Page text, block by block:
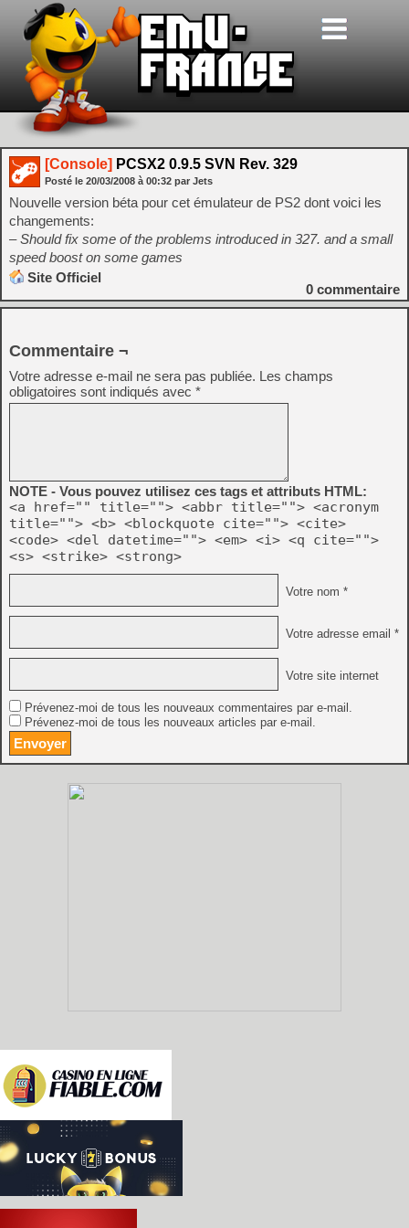
[Console] PCSX2 0.9.5 SVN Rev. 329
Posté le 20/03/2008 à 00:32 par Jets
Nouvelle version béta pour cet émulateur de PS2 dont voici les
changements:
– Should fix some of the problems introduced in 327. and a small
speed boost on some games
Site Officiel
0 commentaire
Commentaire ¬
Votre adresse e-mail ne sera pas publiée. Les champs
obligatoires sont indiqués avec *
NOTE - Vous pouvez utilisez ces tags et attributs HTML:
<a href="" title=""> <abbr title=""> <acronym
title=""> <b> <blockquote cite=""> <cite>
<code> <del datetime=""> <em> <i> <q cite="">
<s> <strike> <strong>
Votre nom *
Votre adresse email *
Votre site internet
Prévenez-moi de tous les nouveaux commentaires par e-mail.
Prévenez-moi de tous les nouveaux articles par e-mail.